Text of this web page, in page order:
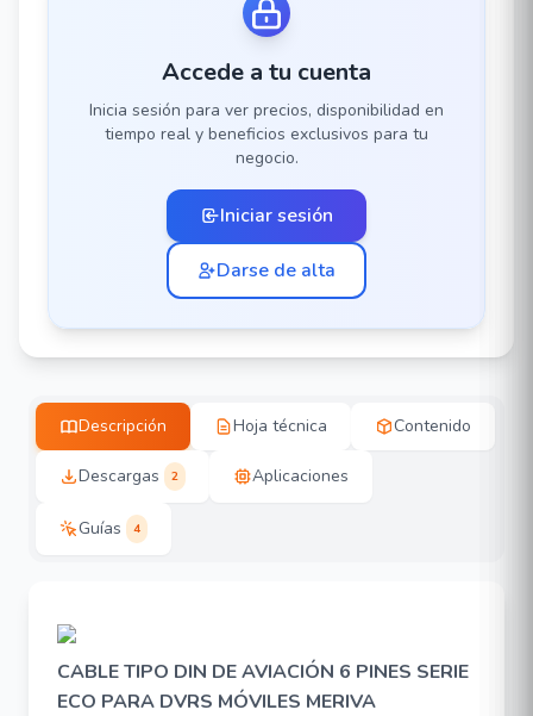
Accede a tu cuenta
Inicia sesión para ver precios, disponibilidad en
tiempo real y beneficios exclusivos para tu
negocio.
Iniciar sesión
Darse de alta
Descripción Hoja técnica Contenido
Descargas 2 Aplicaciones
Guías 4
CABLE TIPO DIN DE AVIACIÓN 6 PINES SERIE
ECO PARA DVRS MÓVILES MERIVA